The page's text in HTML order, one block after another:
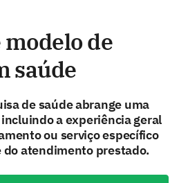
de
saúde
de saúde abrange uma
a experiência geral
ou serviço específico
do atendimento prestado.